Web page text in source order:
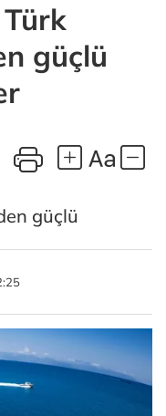
güçlü
güçlü